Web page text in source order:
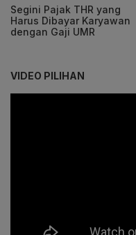
Segini Pajak THR yang
Harus Dibayar Karyawan
dengan Gaji UMR
VIDEO PILIHAN